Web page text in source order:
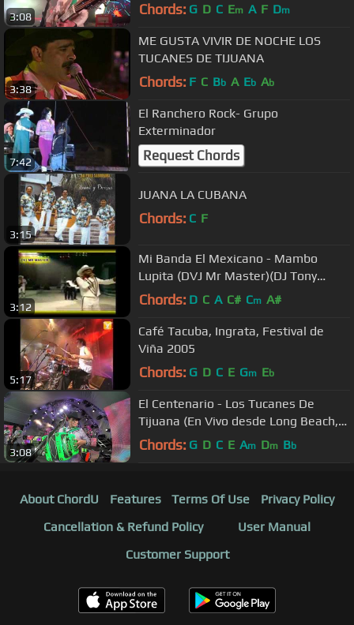
3:08 Chords: G D C Em A F Dm
3:38
ME GUSTA VIVIR DE NOCHE LOS
TUCANES DE TIJUANA
Chords: F C Bb A Eb Ab
7:42
El Ranchero Rock- Grupo
Exterminador
Request Chords
3:15
JUANA LA CUBANA
Chords: C F
3:12
Mi Banda El Mexicano - Mambo
Lupita (DVJ Mr Master)(DJ Tony
Extended)
Chords: D C A C# Cm A#
5:17
Café Tacuba, Ingrata, Festival de
Viña 2005
Chords: G D C E Gm Eb
3:08
El Centenario - Los Tucanes De
Tijuana (En Vivo desde Long Beach,
CA. USA "Jenni Vive 2015")
Chords: G D C E Am Dm Bb
About ChordU Features Terms Of Use
Privacy Policy
Cancellation & Refund Policy
User Manual
Customer Support